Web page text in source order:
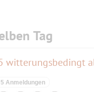
Tag
witterungsbedingt
5 Anmeldungen